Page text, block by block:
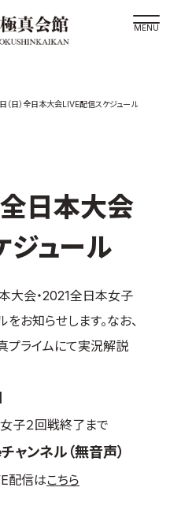
達総裁 紹介
奎館長 紹介
史
の概要
介
紹介
道連盟について
らのお知らせ
のお知らせ
会
（日）全日本大会LIVE配信スケジュール
全日本大会
ジュール
大会・2021全日本女子
お知らせします。なお、
プライムにて実況解説
子２回戦終了まで
ンネル（無音声）
配信はこちら